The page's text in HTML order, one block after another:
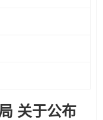
关于公布